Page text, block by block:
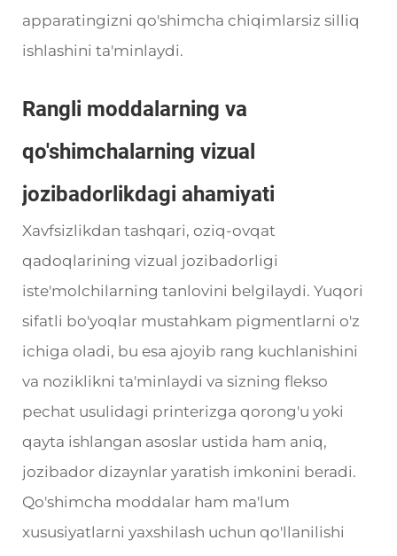
apparatingizni qo'shimcha chiqimlarsiz silliq
ishlashini ta'minlaydi.
Rangli moddalarning va
qo'shimchalarning vizual
jozibadorlikdagi ahamiyati
Xavfsizlikdan tashqari, oziq-ovqat
qadoqlarining vizual jozibadorligi
iste'molchilarning tanlovini belgilaydi. Yuqori
sifatli bo'yoqlar mustahkam pigmentlarni o'z
ichiga oladi, bu esa ajoyib rang kuchlanishini
va noziklikni ta'minlaydi va sizning flekso
pechat usulidagi printerizga qorong'u yoki
qayta ishlangan asoslar ustida ham aniq,
jozibador dizaynlar yaratish imkonini beradi.
Qo'shimcha moddalar ham ma'lum
xususiyatlarni yaxshilash uchun qo'llanilishi